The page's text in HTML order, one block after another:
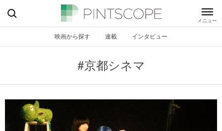
映画から探す 連載 インタビュー
#京都シネマ